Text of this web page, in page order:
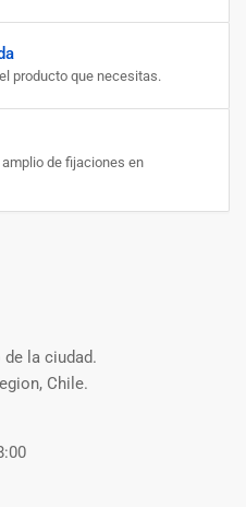
producto que necesitas.
de fijaciones en
la ciudad.
Chile.